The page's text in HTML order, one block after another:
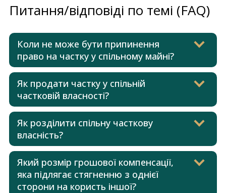
Питання/відповіді по темі (FAQ)
Коли не може бути припинення
право на частку у спільному майні?
Як продати частку у спільній
частковій власності?
Як розділити спільну часткову
власність?
Який розмір грошової компенсації,
яка підлягає стягненню з однієї
сторони на користь іншої?